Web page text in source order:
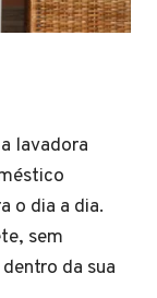
lavadora
o dia a dia.
sem
da sua